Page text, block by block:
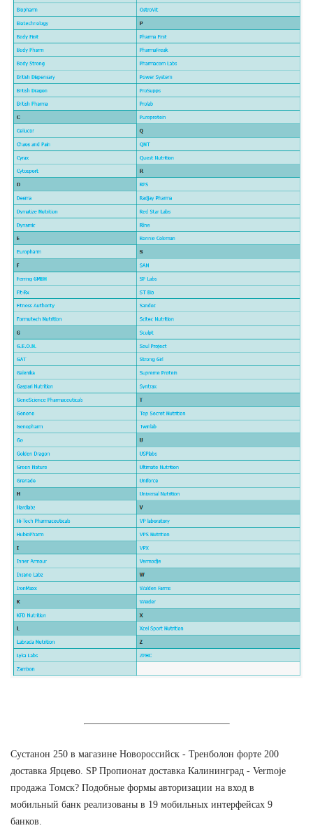
Сустанон 250 в магазине Новороссийск - Тренболон форте 200
доставка Ярцево. SP Пропионат доставка Калининград - Vermoje
продажа Томск? Подобные формы авторизации на вход в
мобильный банк реализованы в 19 мобильных интерфейсах 9
банков.